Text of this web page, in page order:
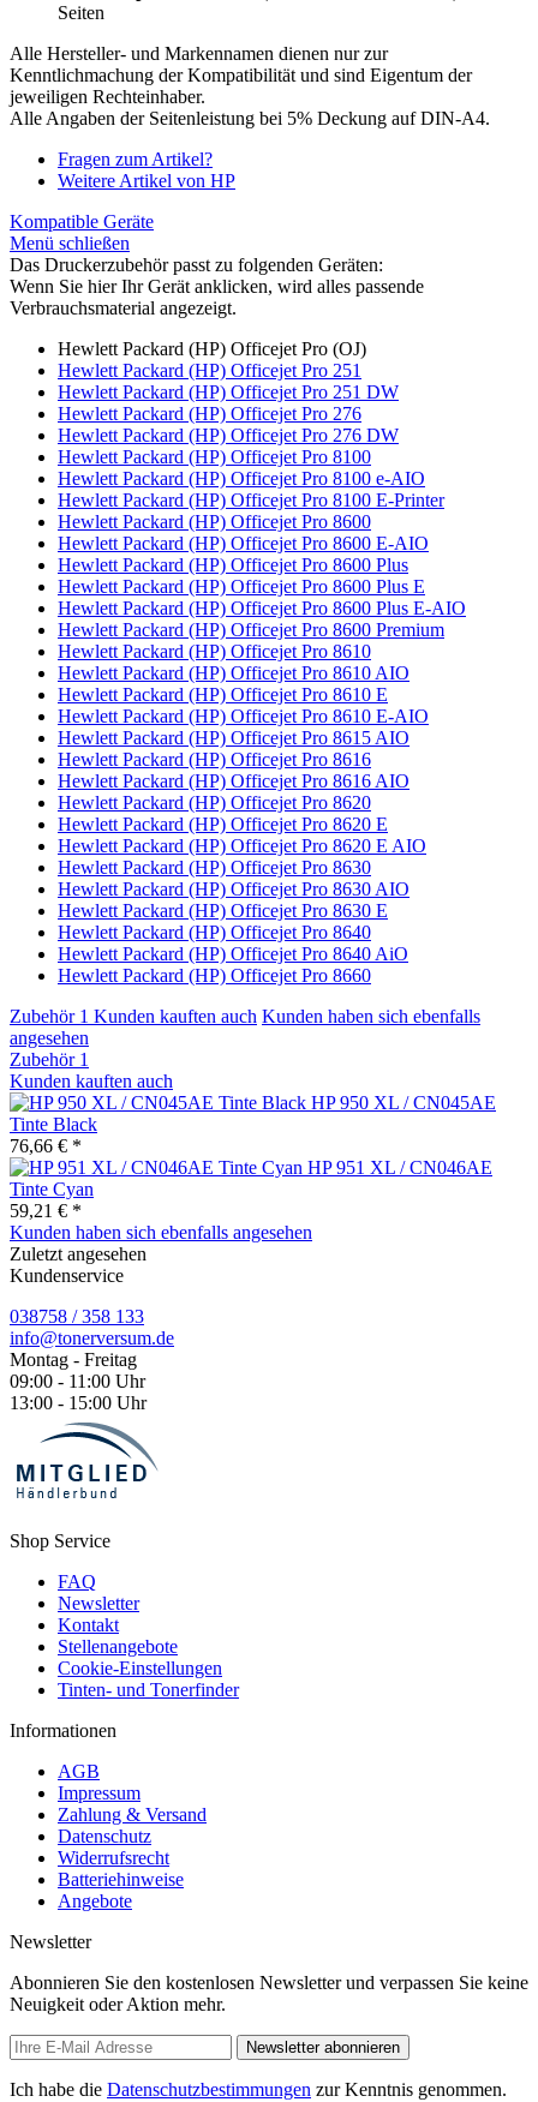
Seiten
Alle Hersteller- und Markennamen dienen nur zur
Kenntlichmachung der Kompatibilität und sind Eigentum der
jeweiligen Rechteinhaber.
Alle Angaben der Seitenleistung bei 5% Deckung auf DIN-A4.
Fragen zum Artikel?
Weitere Artikel von HP
Kompatible Geräte
Menü schließen
Das Druckerzubehör passt zu folgenden Geräten:
Wenn Sie hier Ihr Gerät anklicken, wird alles passende
Verbrauchsmaterial angezeigt.
Hewlett Packard (HP) Officejet Pro (OJ)
Hewlett Packard (HP) Officejet Pro 251
Hewlett Packard (HP) Officejet Pro 251 DW
Hewlett Packard (HP) Officejet Pro 276
Hewlett Packard (HP) Officejet Pro 276 DW
Hewlett Packard (HP) Officejet Pro 8100
Hewlett Packard (HP) Officejet Pro 8100 e-AIO
Hewlett Packard (HP) Officejet Pro 8100 E-Printer
Hewlett Packard (HP) Officejet Pro 8600
Hewlett Packard (HP) Officejet Pro 8600 E-AIO
Hewlett Packard (HP) Officejet Pro 8600 Plus
Hewlett Packard (HP) Officejet Pro 8600 Plus E
Hewlett Packard (HP) Officejet Pro 8600 Plus E-AIO
Hewlett Packard (HP) Officejet Pro 8600 Premium
Hewlett Packard (HP) Officejet Pro 8610
Hewlett Packard (HP) Officejet Pro 8610 AIO
Hewlett Packard (HP) Officejet Pro 8610 E
Hewlett Packard (HP) Officejet Pro 8610 E-AIO
Hewlett Packard (HP) Officejet Pro 8615 AIO
Hewlett Packard (HP) Officejet Pro 8616
Hewlett Packard (HP) Officejet Pro 8616 AIO
Hewlett Packard (HP) Officejet Pro 8620
Hewlett Packard (HP) Officejet Pro 8620 E
Hewlett Packard (HP) Officejet Pro 8620 E AIO
Hewlett Packard (HP) Officejet Pro 8630
Hewlett Packard (HP) Officejet Pro 8630 AIO
Hewlett Packard (HP) Officejet Pro 8630 E
Hewlett Packard (HP) Officejet Pro 8640
Hewlett Packard (HP) Officejet Pro 8640 AiO
Hewlett Packard (HP) Officejet Pro 8660
Zubehör 1 Kunden kauften auch Kunden haben sich ebenfalls
angesehen
Zubehör 1
Kunden kauften auch
HP 950 XL / CN045AE
Tinte Black
76,66 € *
HP 951 XL / CN046AE
Tinte Cyan
59,21 € *
Kunden haben sich ebenfalls angesehen
Zuletzt angesehen
Kundenservice
038758 / 358 133
info@tonerversum.de
Montag - Freitag
09:00 - 11:00 Uhr
13:00 - 15:00 Uhr
Shop Service
FAQ
Newsletter
Kontakt
Stellenangebote
Cookie-Einstellungen
Tinten- und Tonerfinder
Informationen
AGB
Impressum
Zahlung & Versand
Datenschutz
Widerrufsrecht
Batteriehinweise
Angebote
Newsletter
Abonnieren Sie den kostenlosen Newsletter und verpassen Sie keine
Neuigkeit oder Aktion mehr.
Newsletter abonnieren
Ich habe die Datenschutzbestimmungen zur Kenntnis genommen.